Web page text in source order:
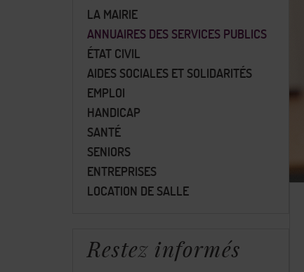
LA MAIRIE
ANNUAIRES DES SERVICES PUBLICS
ÉTAT CIVIL
AIDES SOCIALES ET SOLIDARITÉS
EMPLOI
HANDICAP
SANTÉ
SENIORS
ENTREPRISES
LOCATION DE SALLE
Restez informés